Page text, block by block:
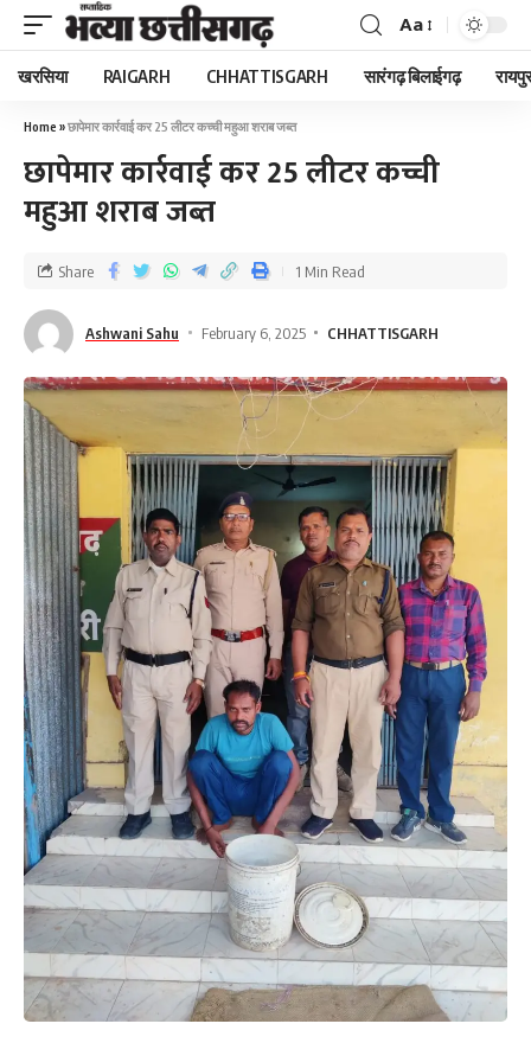
Aa
खरसिया RAIGARH CHHATTISGARH सारंगढ़ बिलाईगढ़
Home »छापेमार कार्रवाई कर 25 लीटर कच्ची महुआ शराब जब्त
छापेमार कार्रवाई कर 25 लीटर कच्ची
महुआ शराब जब्त
Ashwani Sahu February 6, 2025 CHHATTISGARH
Share 1 Min Read